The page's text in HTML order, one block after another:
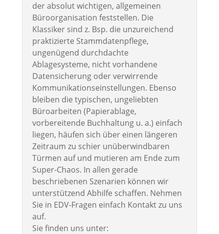
der absolut wichtigen, allgemeinen
Büroorganisation feststellen. Die
Klassiker sind z. Bsp. die unzureichend
praktizierte Stammdatenpflege,
ungenügend durchdachte
Ablagesysteme, nicht vorhandene
Datensicherung oder verwirrende
Kommunikationseinstellungen. Ebenso
bleiben die typischen, ungeliebten
Büroarbeiten (Papierablage,
vorbereitende Buchhaltung u. a.) einfach
liegen, häufen sich über einen längeren
Zeitraum zu schier unüberwindbaren
Türmen auf und mutieren am Ende zum
Super-Chaos. In allen gerade
beschriebenen Szenarien können wir
unterstützend Abhilfe schaffen. Nehmen
Sie in EDV-Fragen einfach Kontakt zu uns
auf.
Sie finden uns unter: